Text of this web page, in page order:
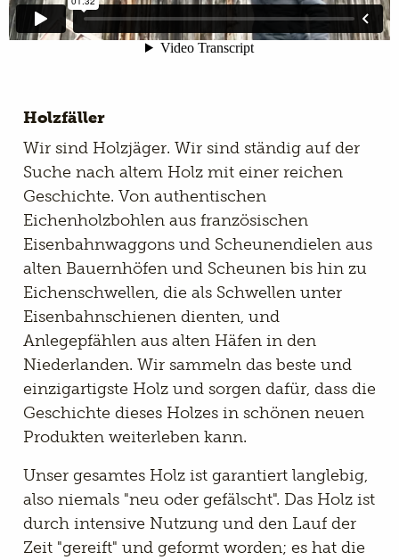
Holzfäller
Wir sind Holzjäger. Wir sind ständig auf der
Suche nach altem Holz mit einer reichen
Geschichte. Von authentischen
Eichenholzbohlen aus französischen
Eisenbahnwaggons und Scheunendielen aus
alten Bauernhöfen und Scheunen bis hin zu
Eichenschwellen, die als Schwellen unter
Eisenbahnschienen dienten, und
Anlegepfählen aus alten Häfen in den
Niederlanden. Wir sammeln das beste und
einzigartigste Holz und sorgen dafür, dass die
Geschichte dieses Holzes in schönen neuen
Produkten weiterleben kann.
Unser gesamtes Holz ist garantiert langlebig,
also niemals "neu oder gefälscht". Das Holz ist
durch intensive Nutzung und den Lauf der
Zeit "gereift" und geformt worden; es hat die